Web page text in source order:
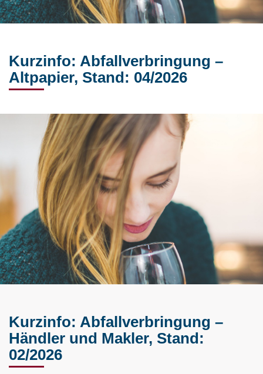
Kurzinfo: Abfallverbringung –
Altpapier, Stand: 04/2026
Kurzinfo: Abfallverbringung –
Händler und Makler, Stand:
02/2026